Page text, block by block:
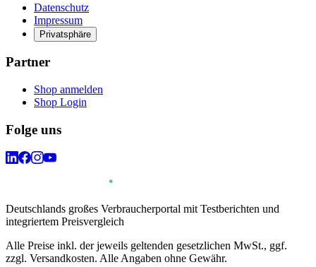
Datenschutz
Impressum
Privatsphäre
Partner
Shop anmelden
Shop Login
Folge uns
Deutschlands großes Verbraucherportal mit Testberichten und
integriertem Preisvergleich
Alle Preise inkl. der jeweils geltenden gesetzlichen MwSt., ggf.
zzgl. Versandkosten. Alle Angaben ohne Gewähr.